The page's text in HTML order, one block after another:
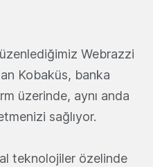
Webrazzi
Kobaküs, banka
üzerinde, aynı anda
sağlıyor.
teknolojiler özelinde